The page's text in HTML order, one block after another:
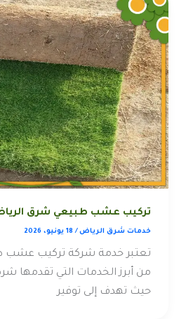
تركيب عشب طبيعي شرق
خدمات شرق الرياض/ 18 يونيو، 2026
تعتبر خدمة شركة تركيب عشب
من أبرز الخدمات التي تقدمها
حيث تهدف إلى توفير